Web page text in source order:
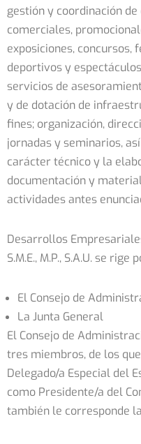
gestión y coordinación
comerciales,
exposiciones, concursos,
deportivos y
servicios de
y de dotación de
fines; organización,
jornadas y seminarios,
carácter técnico y la
documentación y
actividades antes
Desarrollos
S.M.E., M.P., S.A.U. se
El Consejo de
La Junta General
El Consejo de
tres miembros, de los
Delegado/a Especial del
como Presidente/a del
también le corresponde